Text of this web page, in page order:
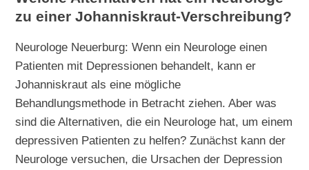
zu einer Johanniskraut-Verschreibung?
Neurologe Neuerburg: Wenn ein Neurologe einen
Patienten mit Depressionen behandelt, kann er
Johanniskraut als eine mögliche
Behandlungsmethode in Betracht ziehen. Aber was
sind die Alternativen, die ein Neurologe hat, um einem
depressiven Patienten zu helfen? Zunächst kann der
Neurologe versuchen, die Ursachen der Depression